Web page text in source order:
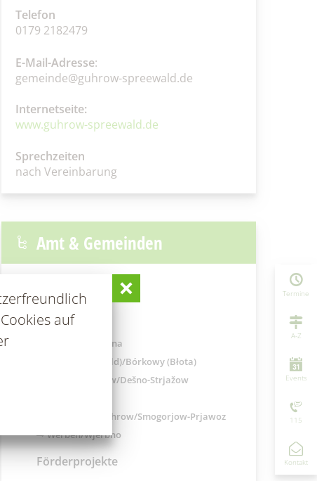
auf
Telefon
0179 2182479
E-Mail-Adresse:
gemeinde@guhrow-spreewald.de
Internetseite:
www.guhrow-spreewald.de
Sprechzeiten
nach Vereinbarung
Amt & Gemeinden
Grußwort
Gemeinden
Briesen/Brjazyna
Burg (Spreewald)/Bórkowy (Błota)
Dissen-Striesow/Dešno-Strjažow
Schmogrow-Fehrow/Smogorjow-Prjawoz
Werben/Wjerbno
Förderprojekte
Termine
A-Z
Events
115
Kontakt